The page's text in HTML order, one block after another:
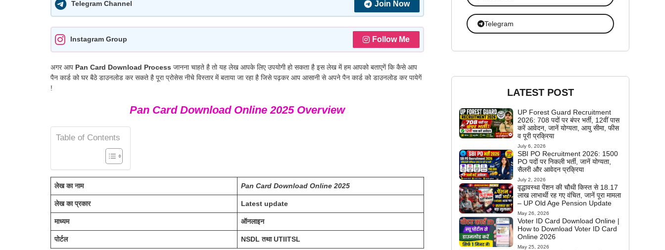
Telegram Channel Join Now
Instagram Group Follow Me
अगर आप Pan Card Download Process जानना चाहते है तो यह लेख आपके लिए उपयोगी हो सकता है इस लेख में हम आपको बताएगें कि कैसे आप
पैन कार्ड को घर बैठे डाउनलोड कर सकते है पूरा प्रोसेस नीचे विस्तार में बताया जा रहा है जिसे पढ़कर आप आसानी से अपने पैन कार्ड को डाउनलोड कर पायेगें
!
Pan Card Download Online 2025 Overview
Table of Contents
लेख का नाम Pan Card Download Online 2025
लेख का प्रकार Latest update
माध्यम ऑनलाइन
पोर्टल NSDL तथा UTIITSL
Telegram
LATEST POST
UP Forest Guard Recruitment
2026: 708 पदों पर बंपर भर्ती, 12वीं पास
करें आवेदन, जानें योग्यता, आयु सीमा, फीस
व पूरी प्रक्रिया
July 6, 2026
SBI PO Recruitment 2026: 1500
PO पदों पर निकली भर्ती, जानें योग्यता,
सैलरी और आवेदन प्रक्रिया
July 2, 2026
वृद्धावस्था पेंशन की चौथी किस्त से 18.17
लाख लाभार्थी रह गए वंचित, जानें पूरा मामला
– UP Old Age Pension Update
May 26, 2026
Voter ID Card Download Online |
How to Download Voter ID Card
Online 2026
May 25, 2026